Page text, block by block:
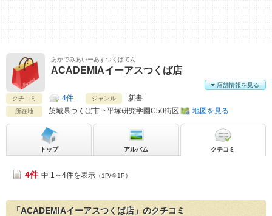
あかでみあいーあすつくばてん
ACADEMIAイーアスつくば店
クチコミ 4件 ジャンル 新書
所在地 茨城県つくば市下平塚研究学園C50街区 地図を見る
店舗情報を見る
トップ アルバム クチコミ
4件 中 1～4件を表示 （1P/全1P）
「ACADEMIAイーアスつくば店」のクチコミ